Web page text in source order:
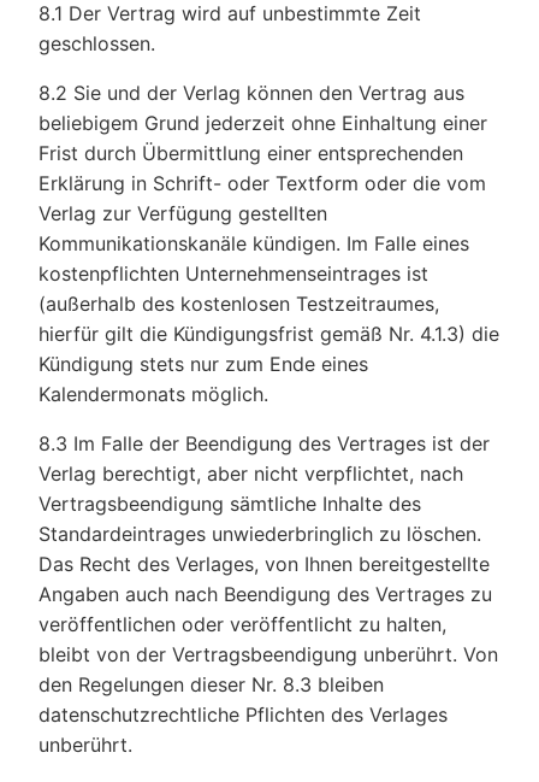
8.1 Der Vertrag wird auf unbestimmte Zeit
geschlossen.
8.2 Sie und der Verlag können den Vertrag aus
beliebigem Grund jederzeit ohne Einhaltung einer
Frist durch Übermittlung einer entsprechenden
Erklärung in Schrift- oder Textform oder die vom
Verlag zur Verfügung gestellten
Kommunikationskanäle kündigen. Im Falle eines
kostenpflichten Unternehmenseintrages ist
(außerhalb des kostenlosen Testzeitraumes,
hierfür gilt die Kündigungsfrist gemäß Nr. 4.1.3) die
Kündigung stets nur zum Ende eines
Kalendermonats möglich.
8.3 Im Falle der Beendigung des Vertrages ist der
Verlag berechtigt, aber nicht verpflichtet, nach
Vertragsbeendigung sämtliche Inhalte des
Standardeintrages unwiederbringlich zu löschen.
Das Recht des Verlages, von Ihnen bereitgestellte
Angaben auch nach Beendigung des Vertrages zu
veröffentlichen oder veröffentlicht zu halten,
bleibt von der Vertragsbeendigung unberührt. Von
den Regelungen dieser Nr. 8.3 bleiben
datenschutzrechtliche Pflichten des Verlages
unberührt.